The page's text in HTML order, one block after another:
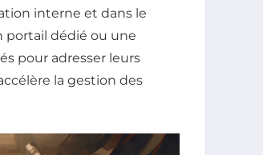
interne et dans le
portail dédié ou une
pour adresser leurs
la gestion des